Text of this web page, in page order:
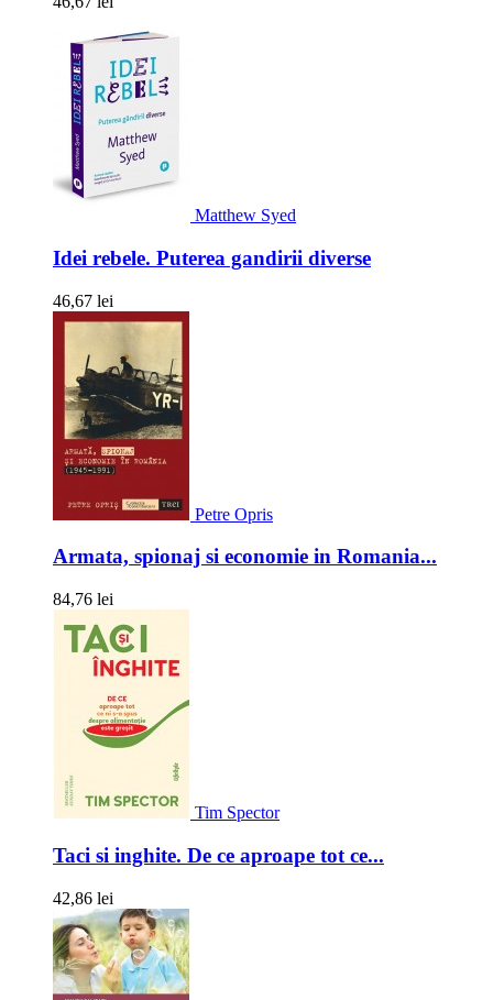
Matthew Syed
Idei rebele. Puterea gandirii diverse
46,67 lei
Petre Opris
Armata, spionaj si economie in Romania...
84,76 lei
Tim Spector
Taci si inghite. De ce aproape tot ce...
42,86 lei